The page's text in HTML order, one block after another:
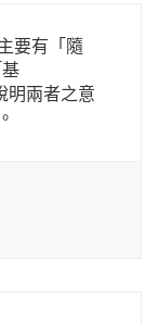
要有「隨
基
明兩者之意